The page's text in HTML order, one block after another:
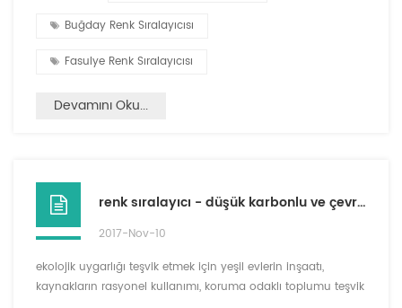
edilmelidir. renk ayırıcı doğru şekilde kullanılmalı ve renk
Buğday Renk Sıralayıcısı
Fasulye Renk Sıralayıcısı
Devamını Oku...
renk sıralayıcı - düşük karbonlu ve çevre dostu iyi yardımcı
2017-Nov-10
ekolojik uygarlığı teşvik etmek için yeşil evlerin inşaatı,
kaynakların rasyonel kullanımı, koruma odaklı toplumu teşvik